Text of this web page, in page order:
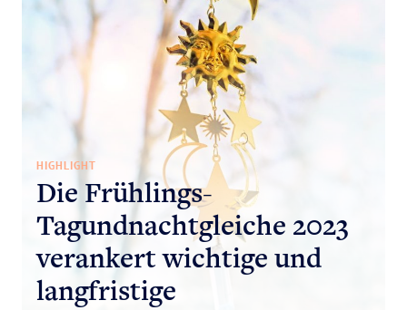
HIGHLIGHT
Die Frühlings-
Tagundnachtgleiche 2023
verankert wichtige und
langfristige